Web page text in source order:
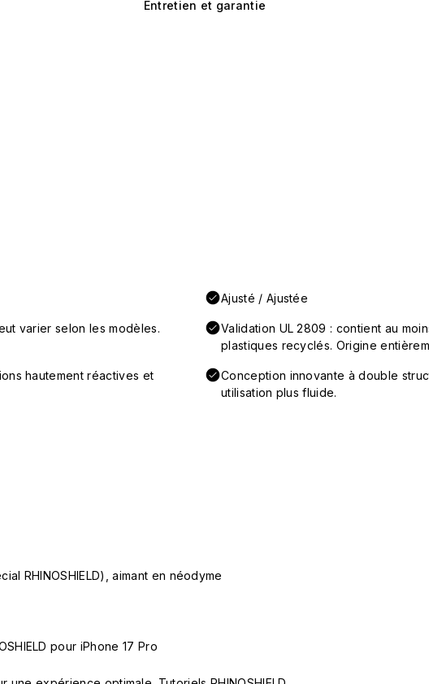
Entretien et garantie
Ajusté / Ajustée
varier selon les modèles.
Validation UL 2809 : contient au
plastiques recyclés. Origine
hautement réactives et
Conception innovante à double
utilisation plus fluide.
RHINOSHIELD), aimant en néodyme
pour iPhone 17 Pro